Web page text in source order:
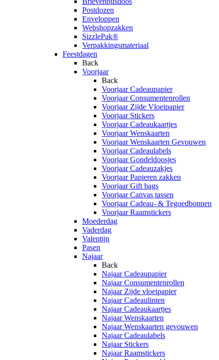
Postdozen
Enveloppen
Webshopzakken
SizzlePak®
Verpakkingsmateriaal
Feestdagen
Back
Voorjaar
Back
Voorjaar Cadeaupapier
Voorjaar Consumentenrollen
Voorjaar Zijde Vloeipapier
Voorjaar Stickers
Voorjaar Cadeaukaartjes
Voorjaar Wenskaarten
Voorjaar Wenskaarten Gevouwen
Voorjaar Cadeaulabels
Voorjaar Gondeldoosjes
Voorjaar Cadeauzakjes
Voorjaar Papieren zakken
Voorjaar Gift bags
Voorjaar Canvas tassen
Voorjaar Cadeau- & Tegoedbonnen
Voorjaar Raamstickers
Moederdag
Vaderdag
Valentijn
Pasen
Najaar
Back
Najaar Cadeaupapier
Najaar Consumentenrollen
Najaar Zijde vloeipapier
Najaar Cadeaulinten
Najaar Cadeaukaartjes
Najaar Wenskaarten
Najaar Wenskaarten gevouwen
Najaar Cadeaulabels
Najaar Stickers
Najaar Raamstickers